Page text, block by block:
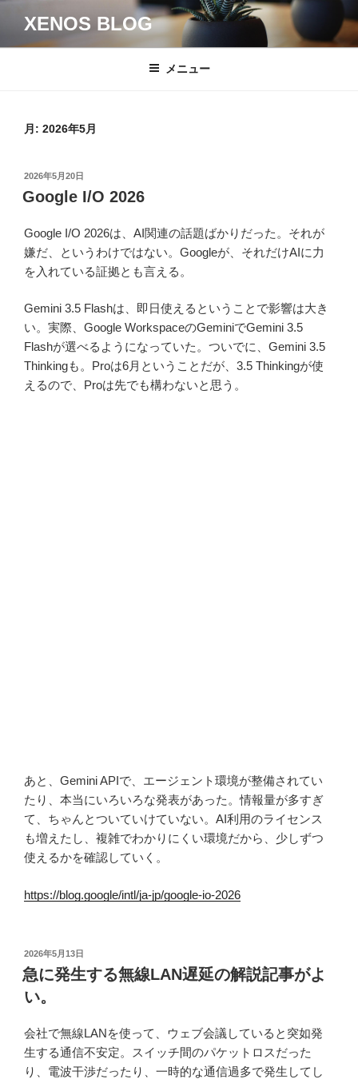
テ
XENOS BLOG
メニュー
月: 2026年5月
投
稿
日:
2026年5月20日
Google I/O 2026
Google I/O 2026は、AI関連の話題ばかりだった。それが
嫌だ、というわけではない。Googleが、それだけAIに力
を入れている証拠とも言える。
Gemini 3.5 Flashは、即日使えるということで影響は大き
い。実際、Google WorkspaceのGeminiでGemini 3.5
Flashが選べるようになっていた。ついでに、Gemini 3.5
Thinkingも。Proは6月ということだが、3.5 Thinkingが使
えるので、Proは先でも構わないと思う。
あと、Gemini APIで、エージェント環境が整備されてい
たり、本当にいろいろな発表があった。情報量が多すぎ
て、ちゃんとついていけていない。AI利用のライセンス
も増えたし、複雑でわかりにくい環境だから、少しずつ
使えるかを確認していく。
https://blog.google/intl/ja-jp/google-io-2026
投
稿
日:
2026年5月13日
急に発生する無線LAN遅延の解説記事がよ
い。
会社で無線LANを使って、ウェブ会議していると突如発
生する通信不安定。スイッチ間のパケットロスだった
り、電波干渉だったり、一時的な通信過多で発生してし